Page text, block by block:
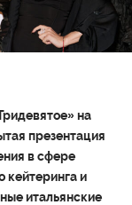
на
презентация
в сфере
кейтеринга и
итальянские